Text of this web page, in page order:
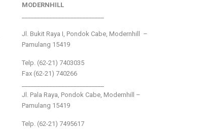
MODERNHILL
Jl. Bukit Raya I, Pondok Cabe, Modernhill –
Pamulang 15419
Telp. (62-21) 7403035
Fax (62-21) 740266
Jl. Pala Raya, Pondok Cabe, Modernhill –
Pamulang 15419
Telp. (62-21) 7495617